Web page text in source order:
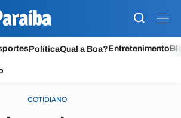
PolíticaQual a Boa?Entretenimento
COTIDIANO